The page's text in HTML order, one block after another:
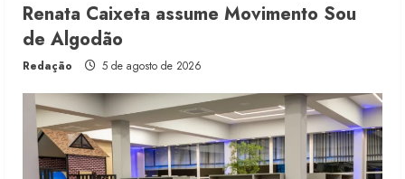
Renata Caixeta assume Movimento Sou
de Algodão
Redação 5 de agosto de 2026